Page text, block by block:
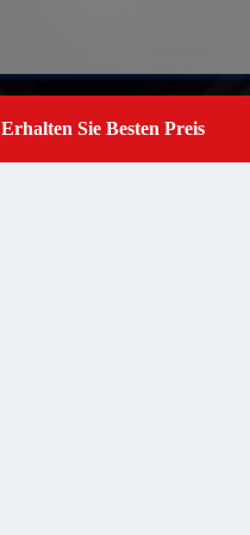
Erhalten Sie Besten Preis
EinreichungenGet A Quote